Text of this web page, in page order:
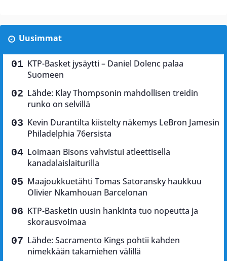
Uusimmat
KTP-Basket jysäytti – Daniel Dolenc palaa
Suomeen
Lähde: Klay Thompsonin mahdollisen treidin
runko on selvillä
Kevin Durantilta kiistelty näkemys LeBron Jamesin
Philadelphia 76ersista
Loimaan Bisons vahvistui atleettisella
kanadalaislaiturilla
Maajoukkuetähti Tomas Satoransky haukkuu
Olivier Nkamhouan Barcelonan
KTP-Basketin uusin hankinta tuo nopeutta ja
skorausvoimaa
Lähde: Sacramento Kings pohtii kahden
nimekkään takamiehen välillä